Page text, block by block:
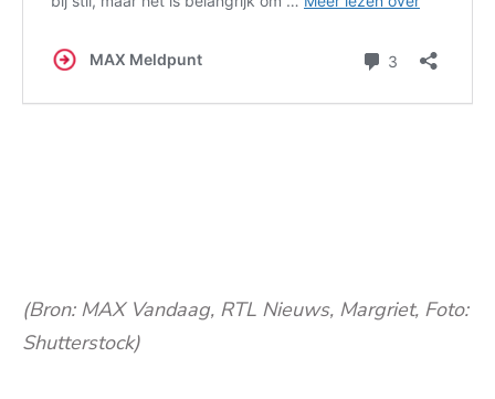
(Bron: MAX Vandaag, RTL Nieuws, Margriet, Foto:
Shutterstock)